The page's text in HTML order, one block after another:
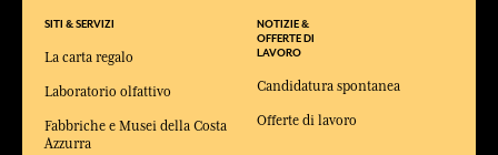
SITI & SERVIZI
La carta regalo
Laboratorio olfattivo
Fabbriche e Musei della Costa
Azzurra
NOTIZIE &
OFFERTE DI
LAVORO
Candidatura spontanea
Offerte di lavoro